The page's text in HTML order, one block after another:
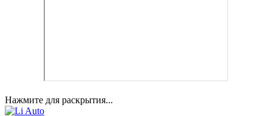
Нажмите для раскрытия...